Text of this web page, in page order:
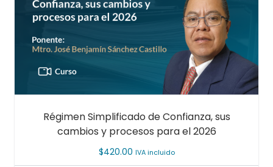
Régimen Simplificado de Confianza, sus
cambios y procesos para el 2026
$420.00 IVA incluido